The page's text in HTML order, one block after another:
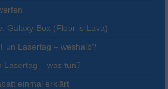
Galaxy-Box (Floor is Lava)
Lasertag – weshalb?
Lasertag – was tun?
einmal erklärt